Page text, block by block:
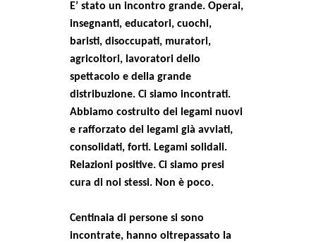
EVENTI
in
Fb
tw
bsky
ms
E’ stato un incontro grande. Operai,
insegnanti, educatori, cuochi,
baristi, disoccupati, muratori,
agricoltori, lavoratori dello
spettacolo e della grande
distribuzione. Ci siamo incontrati.
Abbiamo costruito dei legami nuovi
e rafforzato dei legami già avviati,
consolidati, forti. Legami solidali.
Relazioni positive. Ci siamo presi
cura di noi stessi. Non è poco.
Centinaia di persone si sono
incontrate, hanno oltrepassato la